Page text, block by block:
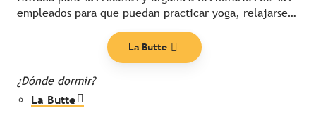
empleados para que puedan practicar yoga, relajarse…
La Butte
¿Dónde dormir?
La Butte